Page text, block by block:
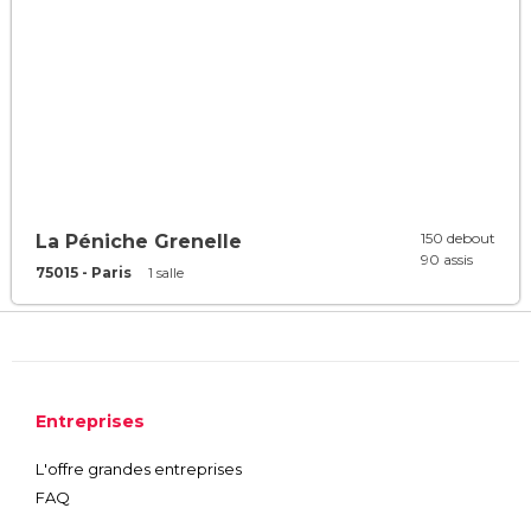
La Péniche Grenelle
75015 - Paris 1 salle
150 debout
90 assis
Entreprises
L'offre grandes entreprises
FAQ